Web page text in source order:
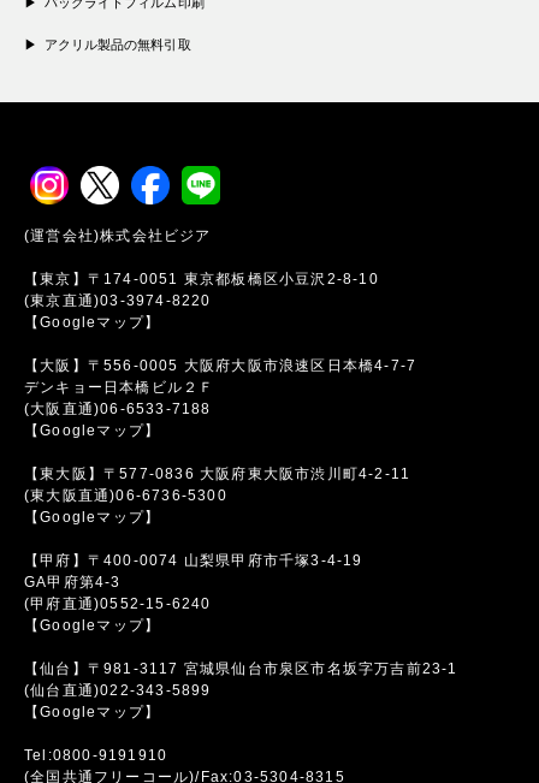
アクリル製品の無料引取
(運営会社)株式会社ビジア
【東京】〒174-0051 東京都板橋区小豆沢2-8-10
(東京直通)03-3974-8220
【Googleマップ】
【大阪】〒556-0005 大阪府大阪市浪速区日本橋4-7-7
デンキョー日本橋ビル２Ｆ
(大阪直通)06-6533-7188
【Googleマップ】
【東大阪】〒577-0836 大阪府東大阪市渋川町4-2-11
(東大阪直通)06-6736-5300
【Googleマップ】
【甲府】〒400-0074 山梨県甲府市千塚3-4-19
GA甲府第4-3
(甲府直通)0552-15-6240
【Googleマップ】
【仙台】〒981-3117 宮城県仙台市泉区市名坂字万吉前23-1
(仙台直通)022-343-5899
【Googleマップ】
Tel:0800-9191910
(全国共通フリーコール)/Fax:03-5304-8315